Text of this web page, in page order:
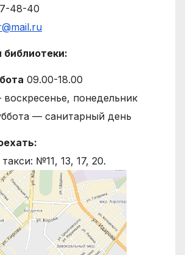
48-40
09.00-18.00
понедельник
— санитарный день
№11, 13, 17, 20.